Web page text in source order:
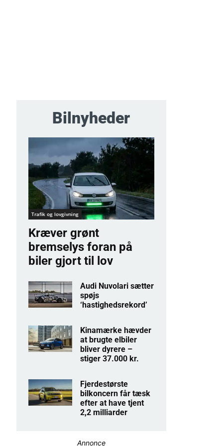
Bilnyheder
Trafik og lovgivning
Kræver grønt
bremselys foran på
biler gjort til lov
Audi Nuvolari sætter
spøjs
‘hastighedsrekord’
Kinamærke hævder
at brugte elbiler
bliver dyrere –
stiger 37.000 kr.
Fjerdestørste
bilkoncern får tæsk
efter at have tjent
2,2 milliarder
Annonce